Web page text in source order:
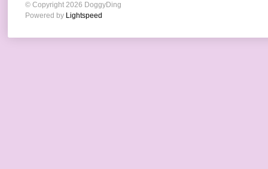
© Copyright 2026 DoggyDing
Powered by Lightspeed